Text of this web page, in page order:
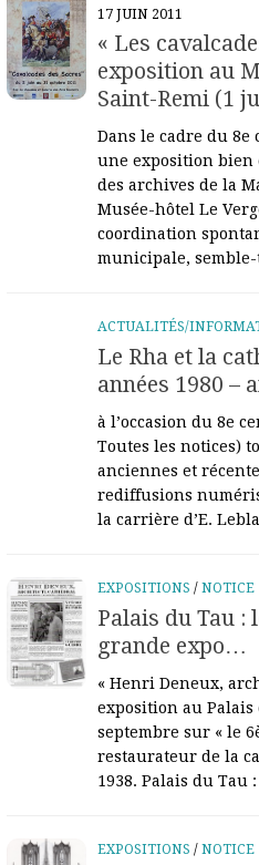
17 JUIN 2011
« Les
exposition au
Saint-Remi (1
Dans le cadre du 8e
une exposition bien
des archives de la
Musée-hôtel Le
coordination
municipale,
ACTUALITÉS/
Le Rha et la
années 1980 –
à l’occasion du 8e
Toutes les notices)
anciennes et
rediffusions
la carrière d’E.
EXPOSITIONS /NOTICE
Palais du Tau :
grande expo…
« Henri Deneux,
exposition au Palais
septembre sur « le
restaurateur de la
1938. Palais du Tau
EXPOSITIONS /NOTICE